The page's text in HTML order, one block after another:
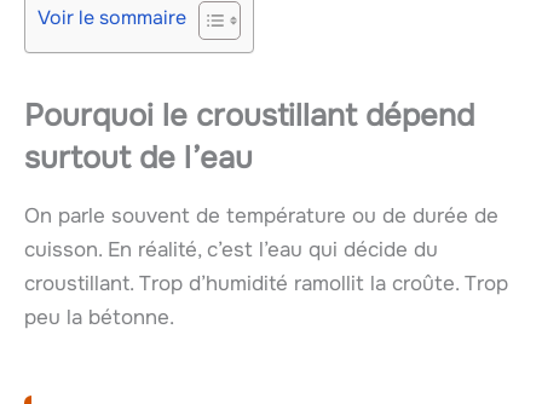
Voir le sommaire
Pourquoi le croustillant dépend
surtout de l’eau
On parle souvent de température ou de durée de
cuisson. En réalité, c’est l’eau qui décide du
croustillant. Trop d’humidité ramollit la croûte. Trop
peu la bétonne.